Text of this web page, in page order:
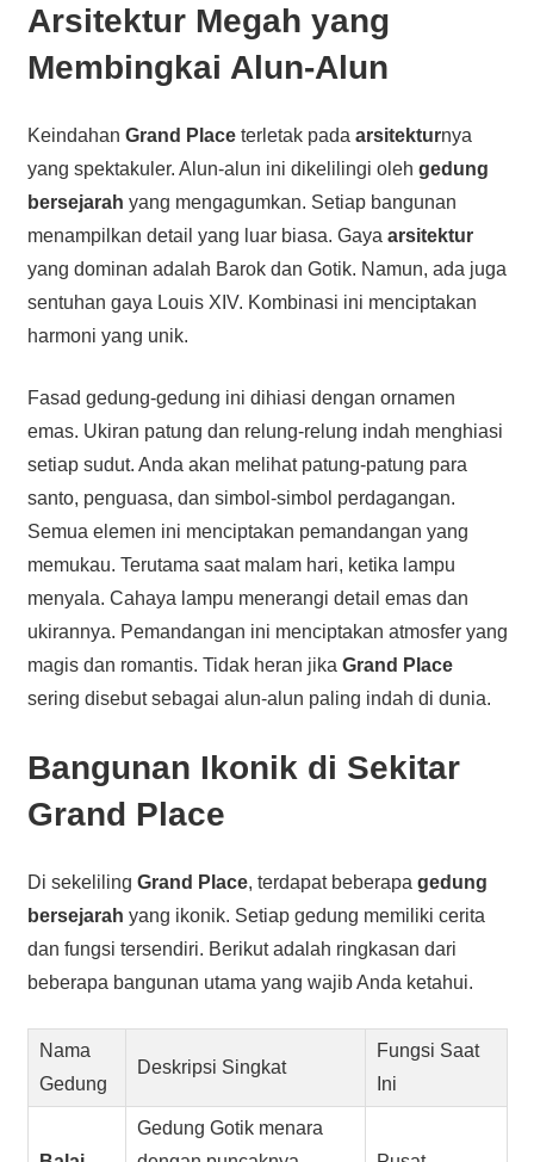
Arsitektur Megah yang
Membingkai Alun-Alun
Keindahan Grand Placeterletak pada arsitekturnya
yang spektakuler. Alun-alun ini dikelilingi oleh gedung
bersejarah yang mengagumkan. Setiap bangunan
menampilkan detail yang luar biasa. Gaya arsitektur
yang dominan adalah Barok dan Gotik. Namun, ada juga
sentuhan gaya Louis XIV. Kombinasi ini menciptakan
harmoni yang unik.
Fasad gedung-gedung ini dihiasi dengan ornamen
emas. Ukiran patung dan relung-relung indah menghiasi
setiap sudut. Anda akan melihat patung-patung para
santo, penguasa, dan simbol-simbol perdagangan.
Semua elemen ini menciptakan pemandangan yang
memukau. Terutama saat malam hari, ketika lampu
menyala. Cahaya lampu menerangi detail emas dan
ukirannya. Pemandangan ini menciptakan atmosfer yang
magis dan romantis. Tidak heran jika Grand Place
sering disebut sebagai alun-alun paling indah di dunia.
Bangunan Ikonik di Sekitar
Grand Place
Di sekeliling Grand Place, terdapat beberapa gedung
bersejarah yang ikonik. Setiap gedung memiliki cerita
dan fungsi tersendiri. Berikut adalah ringkasan dari
beberapa bangunan utama yang wajib Anda ketahui.
Nama
Gedung
Deskripsi Singkat
Fungsi Saat
Ini
Gedung Gotik menara